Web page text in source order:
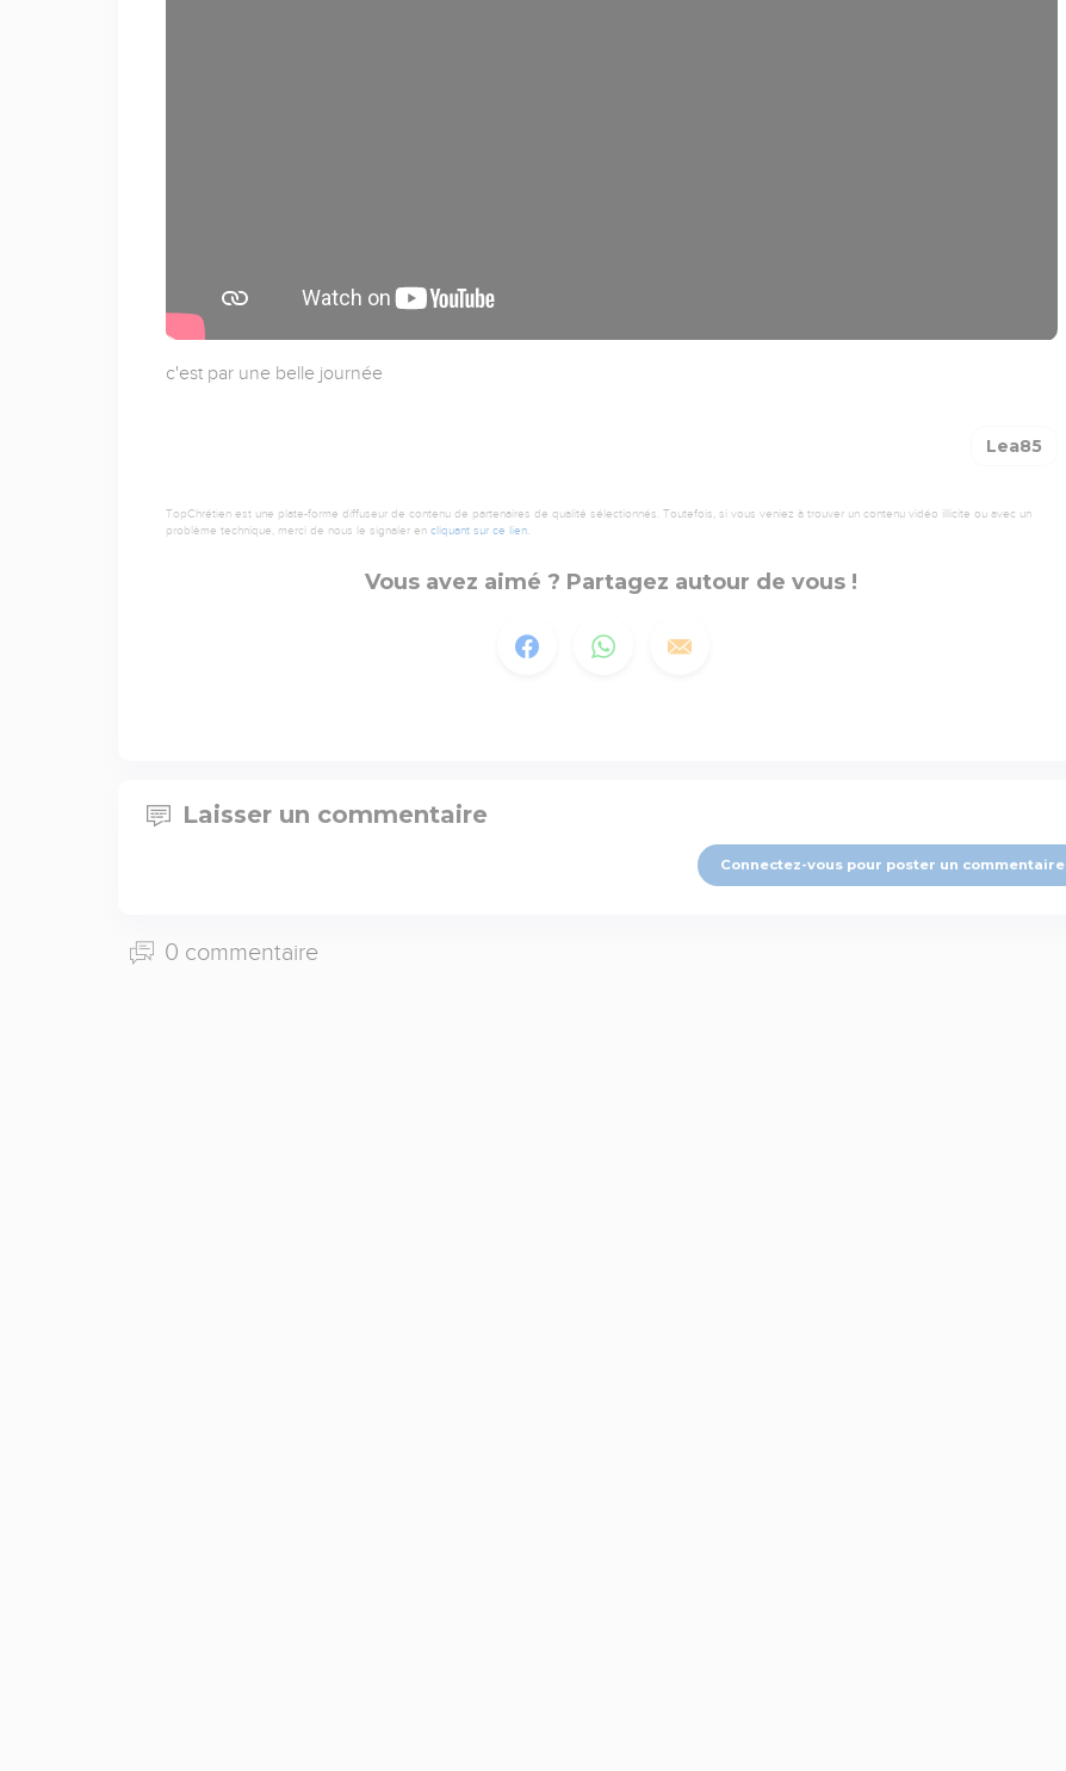
c'est par une belle journée
Lea85
TopChrétien est une plate-forme diffuseur de contenu de partenaires de qualité sélectionnés. Toutefois, si vous veniez à trouver un contenu vidéo illicite ou avec un
problème technique, merci de nous le signaler en cliquant sur ce lien.
Vous avez aimé ? Partagez autour de vous !
Laisser un commentaire
Connectez-vous pour poster un commentaire
0 commentaire